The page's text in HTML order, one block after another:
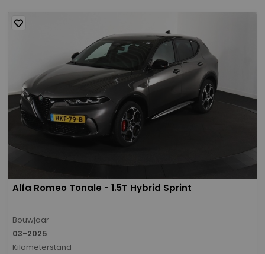
Alfa Romeo Tonale - 1.5T Hybrid Sprint
Bouwjaar
03-2025
Kilometerstand